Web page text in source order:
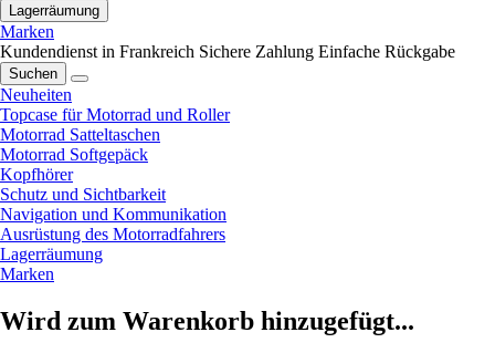
Lagerräumung
Marken
Kundendienst in Frankreich Sichere Zahlung Einfache Rückgabe
Suchen
Neuheiten
Topcase für Motorrad und Roller
Motorrad Satteltaschen
Motorrad Softgepäck
Kopfhörer
Schutz und Sichtbarkeit
Navigation und Kommunikation
Ausrüstung des Motorradfahrers
Lagerräumung
Marken
Wird zum Warenkorb hinzugefügt...